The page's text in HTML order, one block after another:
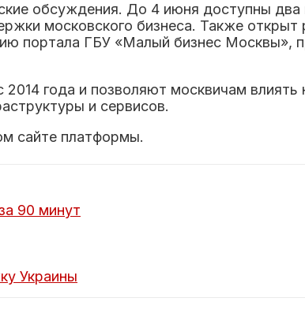
обсуждения. До 4 июня доступны два
московского бизнеса. Также открыт
портала ГБУ «Малый бизнес Москвы»,
года и позволяют москвичам
и сервисов.
сайте платформы.
90 минут
Украины